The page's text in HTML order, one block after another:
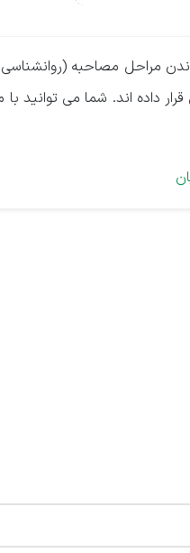
مراحل مصاحبه
قرار داده اند. شما می